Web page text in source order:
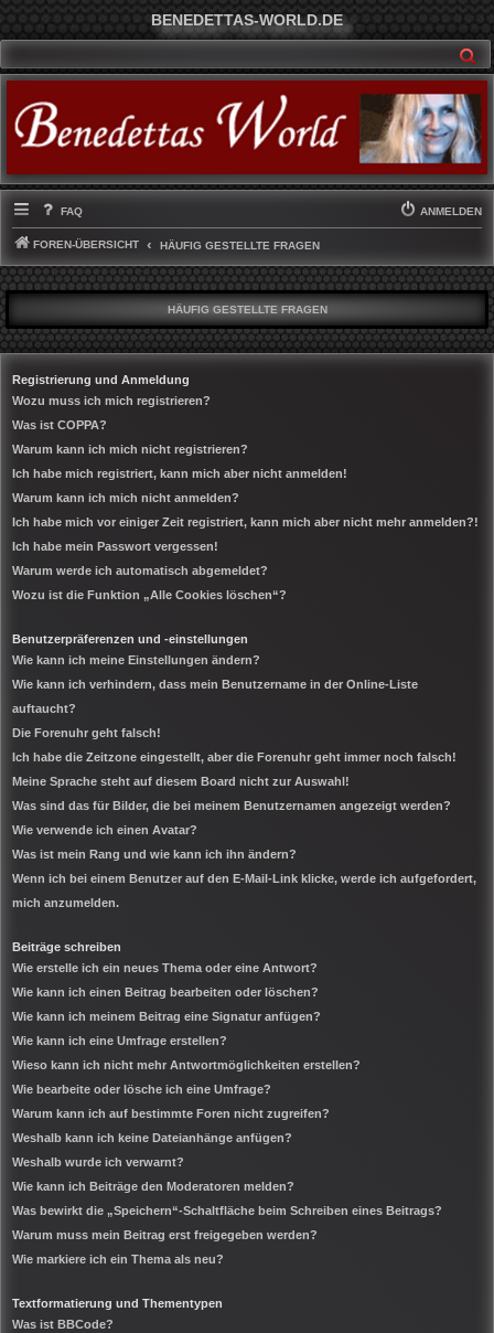
BENEDETTAS-WORLD.DE
FAQ ANMELDEN
FOREN-ÜBERSICHT HÄUFIG GESTELLTE FRAGEN
HÄUFIG GESTELLTE FRAGEN
Registrierung und Anmeldung
Wozu muss ich mich registrieren?
Was ist COPPA?
Warum kann ich mich nicht registrieren?
Ich habe mich registriert, kann mich aber nicht anmelden!
Warum kann ich mich nicht anmelden?
Ich habe mich vor einiger Zeit registriert, kann mich aber nicht mehr anmelden?!
Ich habe mein Passwort vergessen!
Warum werde ich automatisch abgemeldet?
Wozu ist die Funktion „Alle Cookies löschen“?
Benutzerpräferenzen und -einstellungen
Wie kann ich meine Einstellungen ändern?
Wie kann ich verhindern, dass mein Benutzername in der Online-Liste
auftaucht?
Die Forenuhr geht falsch!
Ich habe die Zeitzone eingestellt, aber die Forenuhr geht immer noch falsch!
Meine Sprache steht auf diesem Board nicht zur Auswahl!
Was sind das für Bilder, die bei meinem Benutzernamen angezeigt werden?
Wie verwende ich einen Avatar?
Was ist mein Rang und wie kann ich ihn ändern?
Wenn ich bei einem Benutzer auf den E-Mail-Link klicke, werde ich aufgefordert,
mich anzumelden.
Beiträge schreiben
Wie erstelle ich ein neues Thema oder eine Antwort?
Wie kann ich einen Beitrag bearbeiten oder löschen?
Wie kann ich meinem Beitrag eine Signatur anfügen?
Wie kann ich eine Umfrage erstellen?
Wieso kann ich nicht mehr Antwortmöglichkeiten erstellen?
Wie bearbeite oder lösche ich eine Umfrage?
Warum kann ich auf bestimmte Foren nicht zugreifen?
Weshalb kann ich keine Dateianhänge anfügen?
Weshalb wurde ich verwarnt?
Wie kann ich Beiträge den Moderatoren melden?
Was bewirkt die „Speichern“-Schaltfläche beim Schreiben eines Beitrags?
Warum muss mein Beitrag erst freigegeben werden?
Wie markiere ich ein Thema als neu?
Textformatierung und Thementypen
Was ist BBCode?